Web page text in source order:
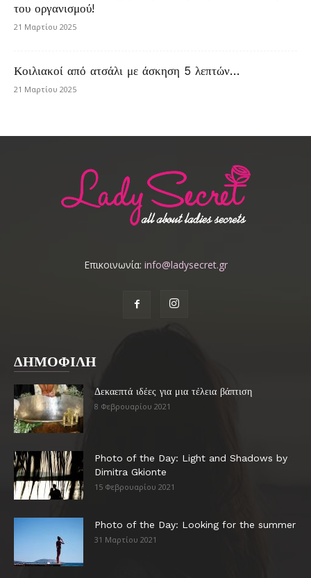
του οργανισμού!
21 Μαρτίου 2025
Κοιλιακοί από ατσάλι με άσκηση 5 λεπτών…
21 Μαρτίου 2025
Επικοινωνία: info@ladysecret.gr
ΔΗΜΟΦΙΛΗ
Δεκαεπτά ιδέες για μια τέλεια βάπτιση
8 Φεβρουαρίου 2021
Photo of the Day: Light and Shadows by
Dimitra Gkionte
15 Φεβρουαρίου 2021
Photo of the Day: Looking for the summer
31 Μαρτίου 2021